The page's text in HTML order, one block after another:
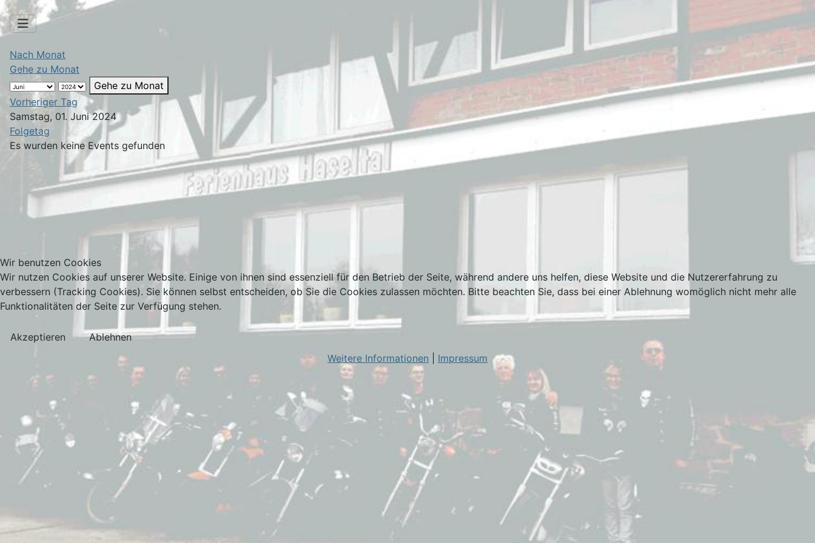
Nach Monat
Gehe zu Monat
Gehe zu Monat
Vorheriger Tag
Samstag, 01. Juni 2024
Folgetag
Es wurden keine Events gefunden
Wir benutzen Cookies
Wir nutzen Cookies auf unserer Website. Einige von ihnen sind essenziell für den Betrieb der Seite, während andere uns helfen, diese Website und die Nutzererfahrung zu
verbessern (Tracking Cookies). Sie können selbst entscheiden, ob Sie die Cookies zulassen möchten. Bitte beachten Sie, dass bei einer Ablehnung womöglich nicht mehr alle
Funktionalitäten der Seite zur Verfügung stehen.
Akzeptieren
Ablehnen
Weitere Informationen
Impressum